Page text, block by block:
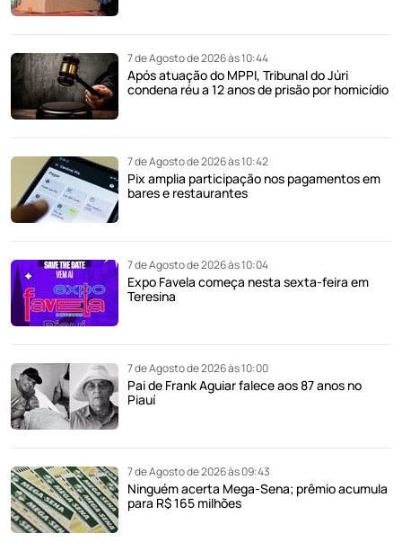
7 de Agosto de 2026 às 10:44
Após atuação do MPPI, Tribunal do Júri
condena réu a 12 anos de prisão por homicídio
7 de Agosto de 2026 às 10:42
Pix amplia participação nos pagamentos em
bares e restaurantes
7 de Agosto de 2026 às 10:04
Expo Favela começa nesta sexta-feira em
Teresina
7 de Agosto de 2026 às 10:00
Pai de Frank Aguiar falece aos 87 anos no
Piauí
7 de Agosto de 2026 às 09:43
Ninguém acerta Mega-Sena; prêmio acumula
para R$ 165 milhões